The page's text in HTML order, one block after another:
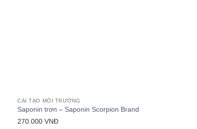
CẢI TẠO MÔI TRƯỜNG
Saponin trơn – Saponin Scorpion Brand
270.000VNĐ